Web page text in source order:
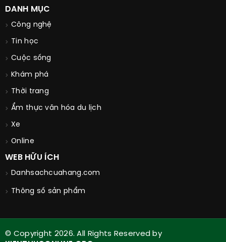
DANH MỤC
Công nghệ
Tin học
Cuộc sống
Khám phá
Thời trang
Ẩm thực văn hóa du lịch
Xe
Online
WEB HỮU ÍCH
Danhsachcuahang.com
Thông số sản phẩm
© Copyright 2026. All Rights Reserved by